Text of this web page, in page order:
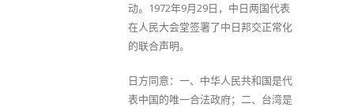
动。1972年9月29日，中日两国代表
在人民大会堂签署了中日邦交正常化
的联合声明。
日方同意：一、中华人民共和国是代
表中国的唯一合法政府；二、台湾是